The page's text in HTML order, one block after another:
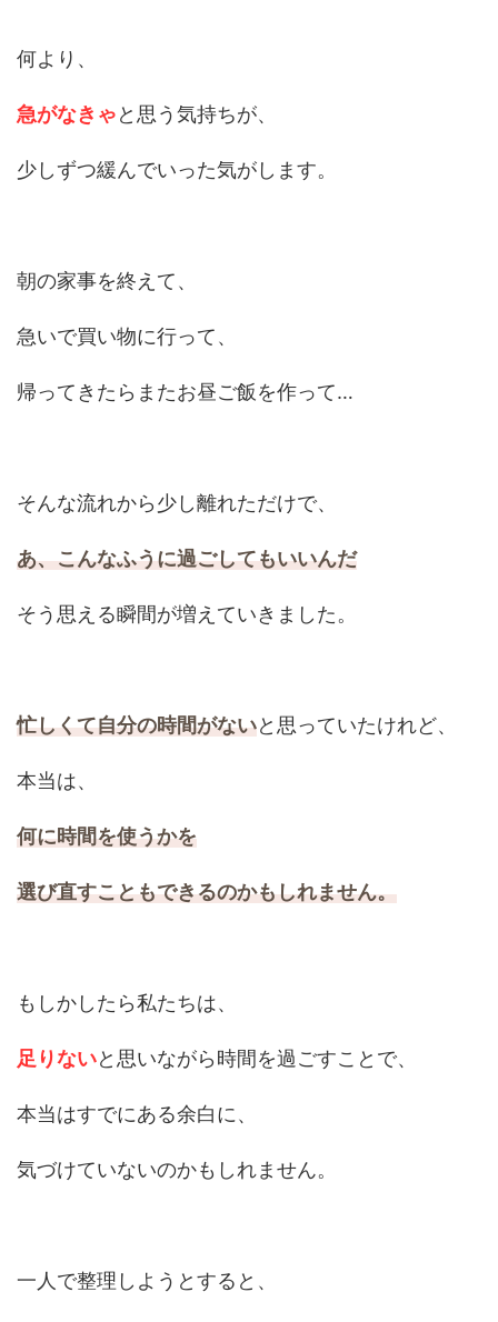
何より、
急がなきゃと思う気持ちが、
少しずつ緩んでいった気がします。
朝の家事を終えて、
急いで買い物に行って、
帰ってきたらまたお昼ご飯を作って…
そんな流れから少し離れただけで、
あ、こんなふうに過ごしてもいいんだ
そう思える瞬間が増えていきました。
忙しくて自分の時間がないと思っていたけれど、
本当は、
何に時間を使うかを
選び直すこともできるのかもしれません。
もしかしたら私たちは、
足りないと思いながら時間を過ごすことで、
本当はすでにある余白に、
気づけていないのかもしれません。
一人で整理しようとすると、